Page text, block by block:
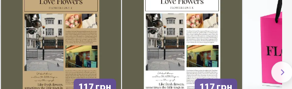
руки. Diamond Pack постачає його оптом з регулярним оновленням
— у складі в Києві завжди є актуальні відтінки для флористичних
і маркетів.
117 грн 117 грн